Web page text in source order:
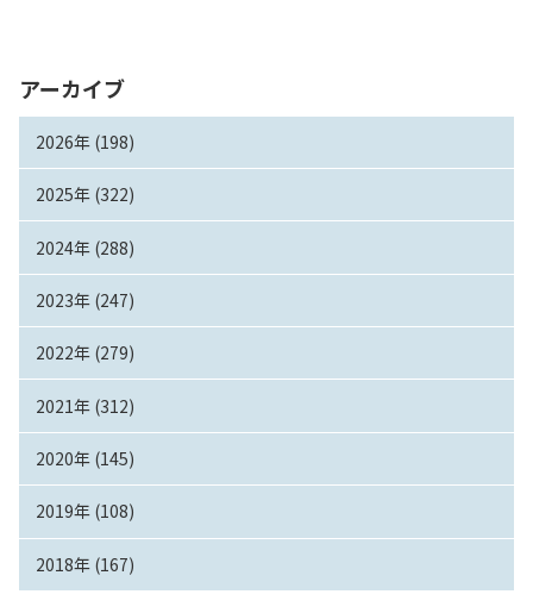
アーカイブ
2026年 (198)
2025年 (322)
2024年 (288)
2023年 (247)
2022年 (279)
2021年 (312)
2020年 (145)
2019年 (108)
2018年 (167)